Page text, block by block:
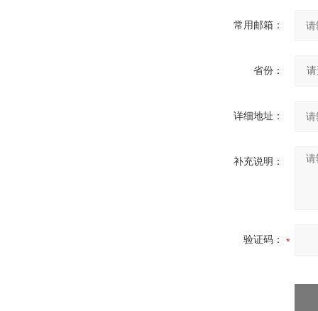
常用邮箱：
省份：
详细地址：
补充说明：
验证码：